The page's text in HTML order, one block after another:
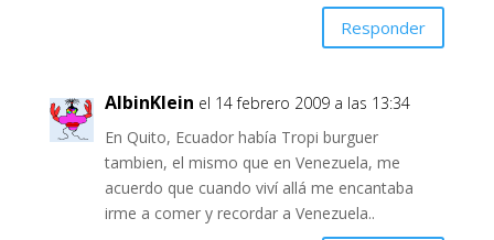
Responder
AlbinKlein el 14 febrero 2009 a las 13:34
En Quito, Ecuador había Tropi burguer
tambien, el mismo que en Venezuela, me
acuerdo que cuando viví allá me encantaba
irme a comer y recordar a Venezuela..